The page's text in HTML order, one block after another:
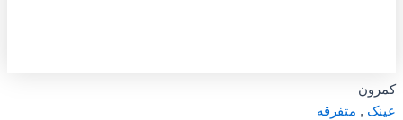
کمرون
عینک , متفرقه